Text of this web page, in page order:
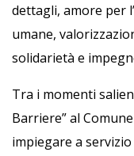
dettagli, amore per
umane,
solidarietà e
Tra i momenti
Barriere” al
impiegare a